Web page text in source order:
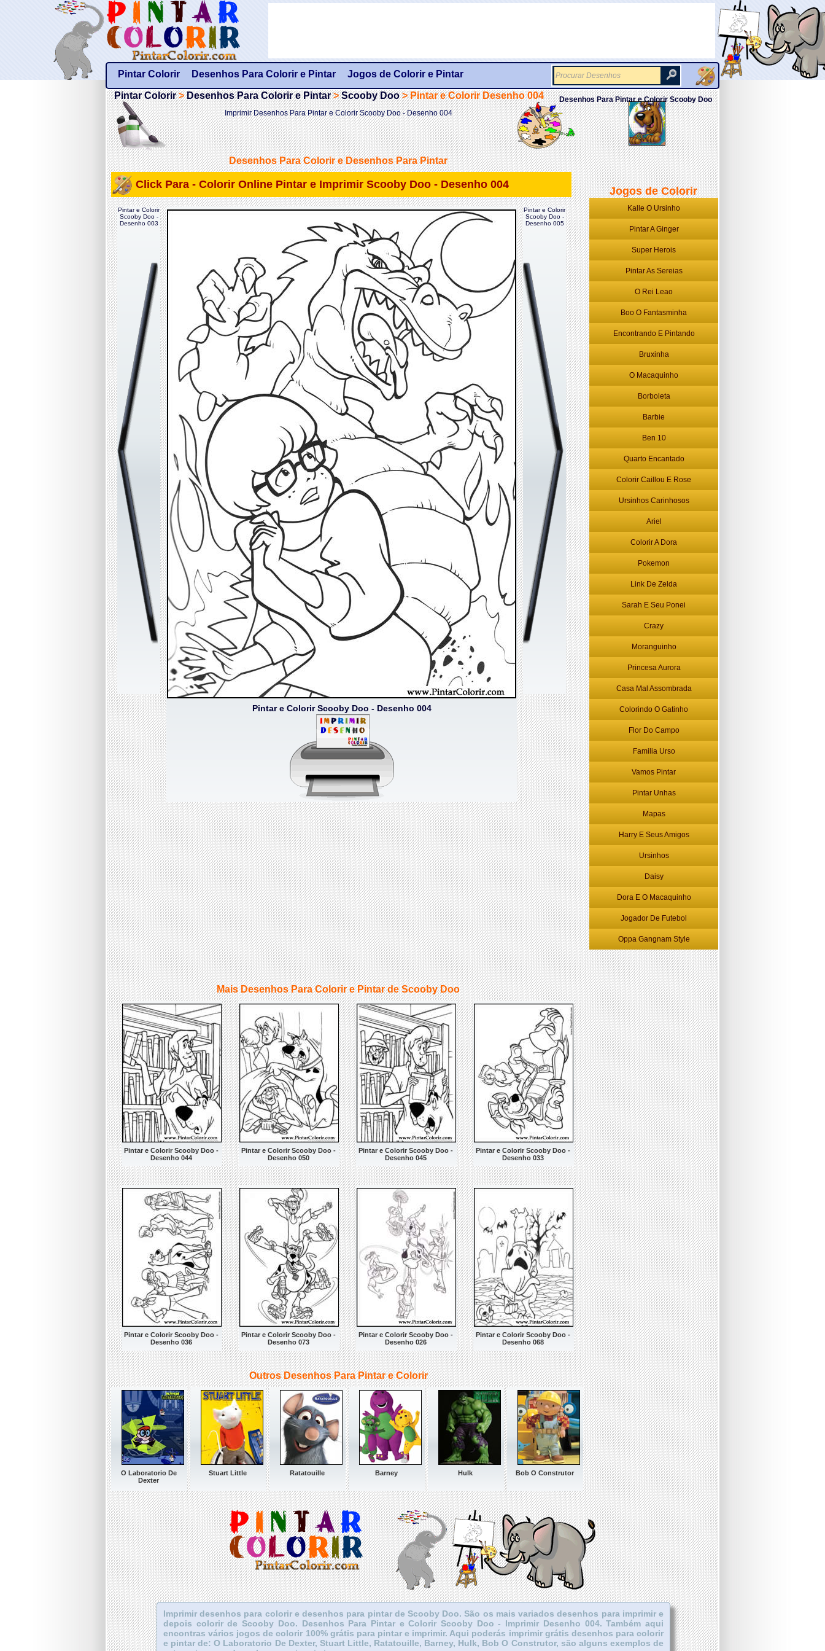
Pintar Colorir Desenhos Para Colorir e Pintar Jogos de Colorir e Pintar
Desenhos Para Pintar e Colorir Scooby Doo
Pintar Colorir>Desenhos Para Colorir e Pintar>Scooby Doo>Pintar e Colorir Desenho 004
Imprimir Desenhos Para Pintar e Colorir Scooby Doo - Desenho 004
Desenhos Para Colorir e Desenhos Para Pintar
Click Para - Colorir Online Pintar e Imprimir Scooby Doo - Desenho 004
Pintar e Colorir
Scooby Doo -
Desenho 003
Pintar e Colorir Scooby Doo - Desenho 004
Pintar e Colorir
Scooby Doo -
Desenho 005
Mais Desenhos Para Colorir e Pintar de Scooby Doo
Pintar e Colorir Scooby Doo -
Desenho 044
Pintar e Colorir Scooby Doo -
Desenho 050
Pintar e Colorir Scooby Doo -
Desenho 045
Pintar e Colorir Scooby Doo -
Desenho 033
Pintar e Colorir Scooby Doo -
Desenho 036
Pintar e Colorir Scooby Doo -
Desenho 073
Pintar e Colorir Scooby Doo -
Desenho 026
Pintar e Colorir Scooby Doo -
Desenho 068
Outros Desenhos Para Pintar e Colorir
O Laboratorio De
Dexter
Stuart Little Ratatouille Barney Hulk Bob O Construtor
Jogos de Colorir
Kalle O Ursinho
Pintar A Ginger
Super Herois
Pintar As Sereias
O Rei Leao
Boo O Fantasminha
Encontrando E Pintando
Bruxinha
O Macaquinho
Borboleta
Barbie
Ben 10
Quarto Encantado
Colorir Caillou E Rose
Ursinhos Carinhosos
Ariel
Colorir A Dora
Pokemon
Link De Zelda
Sarah E Seu Ponei
Crazy
Moranguinho
Princesa Aurora
Casa Mal Assombrada
Colorindo O Gatinho
Flor Do Campo
Familia Urso
Vamos Pintar
Pintar Unhas
Mapas
Harry E Seus Amigos
Ursinhos
Daisy
Dora E O Macaquinho
Jogador De Futebol
Oppa Gangnam Style
Imprimir desenhos para colorir e desenhos para pintar de Scooby Doo. São os mais variados desenhos para imprimir e
depois colorir de Scooby Doo. Desenhos Para Pintar e Colorir Scooby Doo - Imprimir Desenho 004. Também aqui
encontras vários jogos de colorir 100% grátis para pintar e imprimir. Aqui poderás imprimir grátis desenhos para colorir
e pintar de: O Laboratorio De Dexter, Stuart Little, Ratatouille, Barney, Hulk, Bob O Construtor, são alguns exemplos de